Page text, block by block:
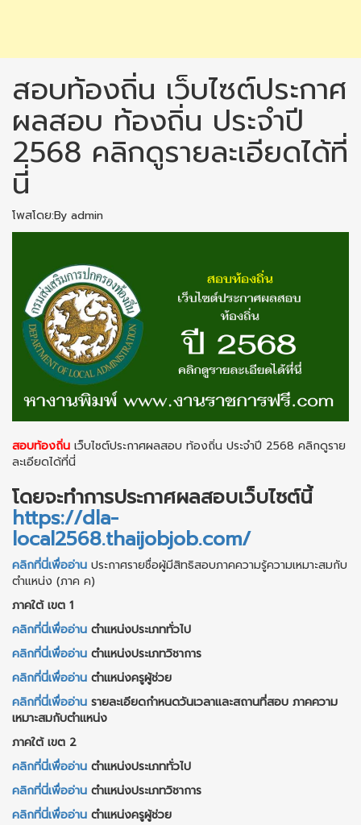
สอบท้องถิ่น เว็บไซต์ประกาศ
ผลสอบ ท้องถิ่น ประจำปี
2568 คลิกดูรายละเอียดได้ที่
นี่
โพสโดย:By admin
สอบท้องถิ่น เว็บไซต์ประกาศผลสอบ ท้องถิ่น ประจำปี 2568 คลิกดูราย
ละเอียดได้ที่นี่
โดยจะทำการประกาศผลสอบเว็บไซต์นี้
https://dla-
local2568.thaijobjob.com/
คลิกที่นี่เพื่ออ่าน ประกาศรายชื่อผู้มีสิทธิสอบภาคความรู้ความเหมาะสมกับ
ตำแหน่ง (ภาค ค)
ภาคใต้ เขต 1
คลิกที่นี่เพื่ออ่าน ตำแหน่งประเภททั่วไป
คลิกที่นี่เพื่ออ่าน ตำแหน่งประเภทวิชาการ
คลิกที่นี่เพื่ออ่าน ตำแหน่งครูผู้ช่วย
คลิกที่นี่เพื่ออ่าน รายละเอียดกำหนดวันเวลาและสถานที่สอบ ภาคความ
เหมาะสมกับตำแหน่ง
ภาคใต้ เขต 2
คลิกที่นี่เพื่ออ่าน ตำแหน่งประเภททั่วไป
คลิกที่นี่เพื่ออ่าน ตำแหน่งประเภทวิชาการ
คลิกที่นี่เพื่ออ่าน ตำแหน่งครูผู้ช่วย